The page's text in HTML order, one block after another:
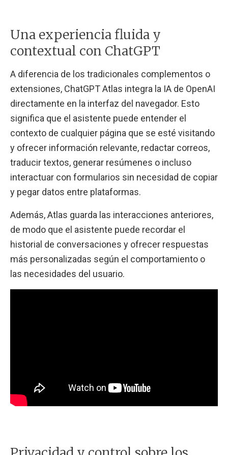
Una experiencia fluida y
contextual con ChatGPT
A diferencia de los tradicionales complementos o
extensiones, ChatGPT Atlas integra la IA de OpenAI
directamente en la interfaz del navegador. Esto
significa que el asistente puede entender el
contexto de cualquier página que se esté visitando
y ofrecer información relevante, redactar correos,
traducir textos, generar resúmenes o incluso
interactuar con formularios sin necesidad de copiar
y pegar datos entre plataformas.
Además, Atlas guarda las interacciones anteriores,
de modo que el asistente puede recordar el
historial de conversaciones y ofrecer respuestas
más personalizadas según el comportamiento o
las necesidades del usuario.